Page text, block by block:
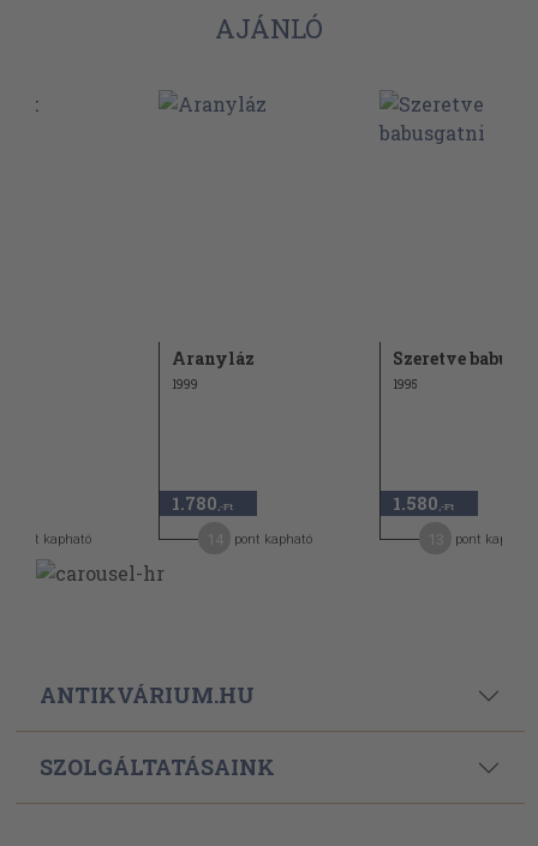
AJÁNLÓ
pont kapható
Aranyláz
1999
1.780 ,-Ft
pont kapható
Szeretve
1995
1.580 ,-Ft
pont kapható
ANTIKVÁRIUM.HU
SZOLGÁLTATÁSAINK